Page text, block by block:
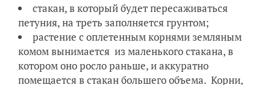
стакан, в который будет пересаживаться
петуния, на треть заполняется грунтом;
растение с оплетенным корнями земляным
комом вынимается из маленького стакана, в
котором оно росло раньше, и аккуратно
помещается в стакан большего объема. Корни,